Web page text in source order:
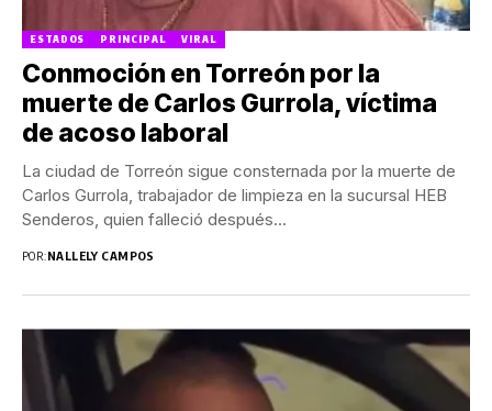
ESTADOS PRINCIPAL VIRAL
Conmoción en Torreón por la
muerte de Carlos Gurrola, víctima
de acoso laboral
La ciudad de Torreón sigue consternada por la muerte de
Carlos Gurrola, trabajador de limpieza en la sucursal HEB
Senderos, quien falleció después...
POR:NALLELY CAMPOS